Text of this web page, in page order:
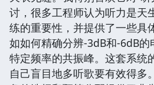
讨，很多工程师认为听力是天
练的重要性，并提供了一些具
如如何精确分辨-3dB和-6dB
特定频率的共振峰。这套系统
自己盲目地多听歌要有效得多